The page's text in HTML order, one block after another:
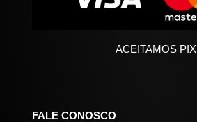
ACEITAMOS PIX
FALE CONOSCO